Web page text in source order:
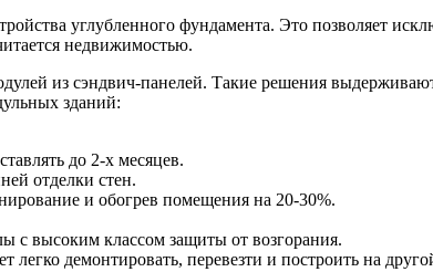
углубленного фундамента. Это позволяет
недвижимостью.
из сэндвич-панелей. Такие решения
зданий:
до 2-х месяцев.
отделки стен.
и обогрев помещения на 20-30%.
с высоким классом защиты от возгорания.
демонтировать, перевезти и построить на